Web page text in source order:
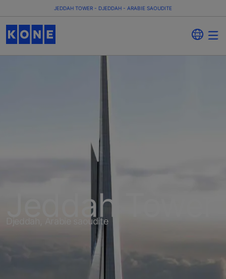
JEDDAH TOWER - DJEDDAH - ARABIE SAOUDITE
Jeddah Tower
Djeddah, Arabie saoudite